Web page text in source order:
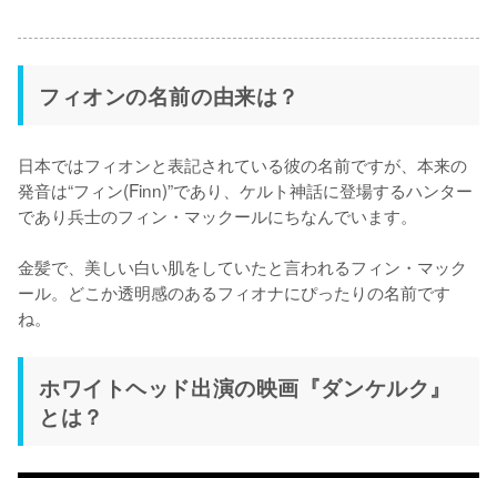
フィオンの名前の由来は？
日本ではフィオンと表記されている彼の名前ですが、本来の
発音は“フィン(Finn)”であり、ケルト神話に登場するハンター
であり兵士のフィン・マックールにちなんでいます。
金髪で、美しい白い肌をしていたと言われるフィン・マック
ール。どこか透明感のあるフィオナにぴったりの名前です
ね。
ホワイトヘッド出演の映画『ダンケルク』
とは？